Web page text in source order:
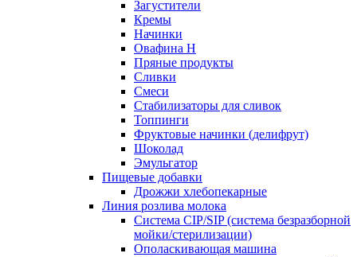
Загустители
Кремы
Начинки
Овафина Н
Пряные продукты
Сливки
Смеси
Стабилизаторы для сливок
Топпинги
Фруктовые начинки (делифрут)
Шоколад
Эмульгатор
Пищевые добавки
Дрожжи хлебопекарные
Линия розлива молока
Система CIP/SIP (система безразборной
мойки/стерилизации)
Ополаскивающая машина